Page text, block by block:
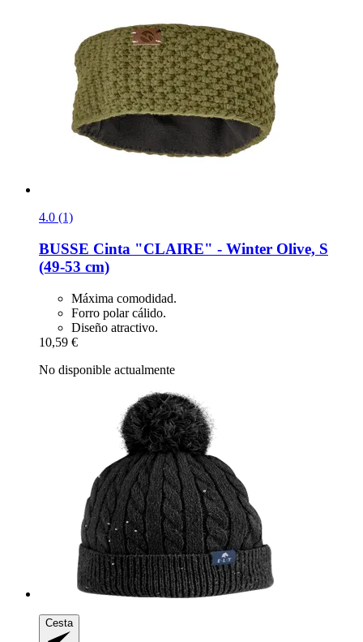
4.0 (1)
BUSSE Cinta "CLAIRE" -​ Winter Olive, S
(49-​53 cm)
Máxima comodidad.
Forro polar cálido.
Diseño atractivo.
10,59 €
No disponible actualmente
Cesta